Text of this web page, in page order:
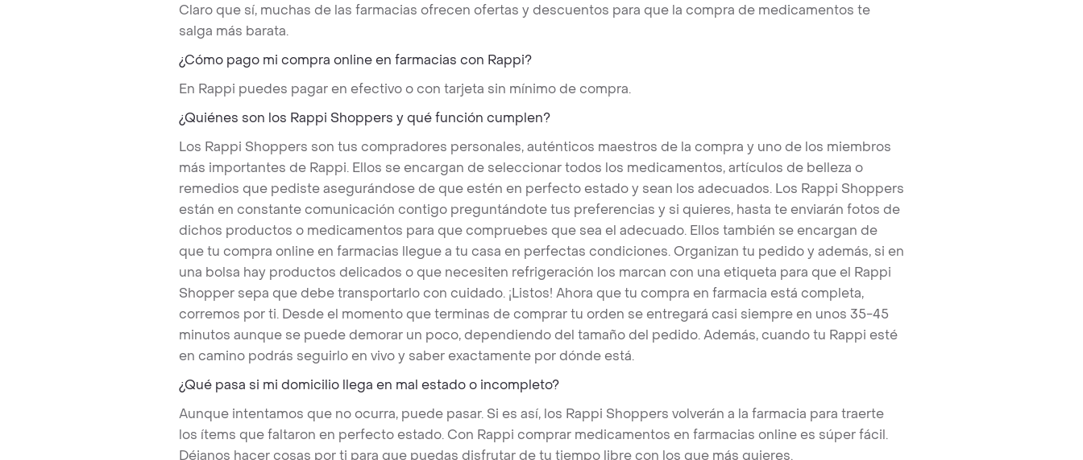
Claro que sí, muchas de las farmacias ofrecen ofertas y descuentos para que la compra de medicamentos te
salga más barata.
¿Cómo pago mi compra online en farmacias con Rappi?
En Rappi puedes pagar en efectivo o con tarjeta sin mínimo de compra.
¿Quiénes son los Rappi Shoppers y qué función cumplen?
Los Rappi Shoppers son tus compradores personales, auténticos maestros de la compra y uno de los miembros
más importantes de Rappi. Ellos se encargan de seleccionar todos los medicamentos, artículos de belleza o
remedios que pediste asegurándose de que estén en perfecto estado y sean los adecuados. Los Rappi Shoppers
están en constante comunicación contigo preguntándote tus preferencias y si quieres, hasta te enviarán fotos de
dichos productos o medicamentos para que compruebes que sea el adecuado. Ellos también se encargan de
que tu compra online en farmacias llegue a tu casa en perfectas condiciones. Organizan tu pedido y además, si en
una bolsa hay productos delicados o que necesiten refrigeración los marcan con una etiqueta para que el Rappi
Shopper sepa que debe transportarlo con cuidado. ¡Listos! Ahora que tu compra en farmacia está completa,
corremos por ti. Desde el momento que terminas de comprar tu orden se entregará casi siempre en unos 35-45
minutos aunque se puede demorar un poco, dependiendo del tamaño del pedido. Además, cuando tu Rappi esté
en camino podrás seguirlo en vivo y saber exactamente por dónde está.
¿Qué pasa si mi domicilio llega en mal estado o incompleto?
Aunque intentamos que no ocurra, puede pasar. Si es así, los Rappi Shoppers volverán a la farmacia para traerte
los ítems que faltaron en perfecto estado. Con Rappi comprar medicamentos en farmacias online es súper fácil.
Déjanos hacer cosas por ti para que puedas disfrutar de tu tiempo libre con los que más quieres.